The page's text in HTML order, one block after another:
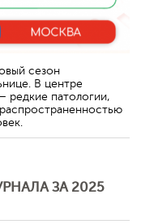
сезон
В центре
редкие патологии,
ЗА 2025